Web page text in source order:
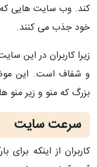
کند. وب سایت هایی که
خود جذب می کنند.
زیرا کاربران در این
و شفاف است. این
بزرگ که منو و زیر منو
سرعت سایت
کاربران از اینکه